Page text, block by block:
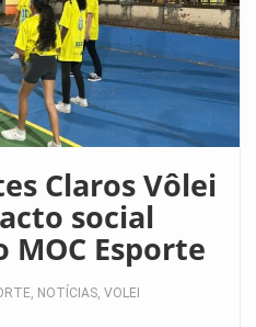
Claros Vôlei
social
Esporte
, NOTÍCIAS, VOLEI